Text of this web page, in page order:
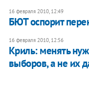
16 февраля 2010, 12:49
БЮТ оспорит
16 февраля 2010, 12:56
Криль: менять
выборов, а не их